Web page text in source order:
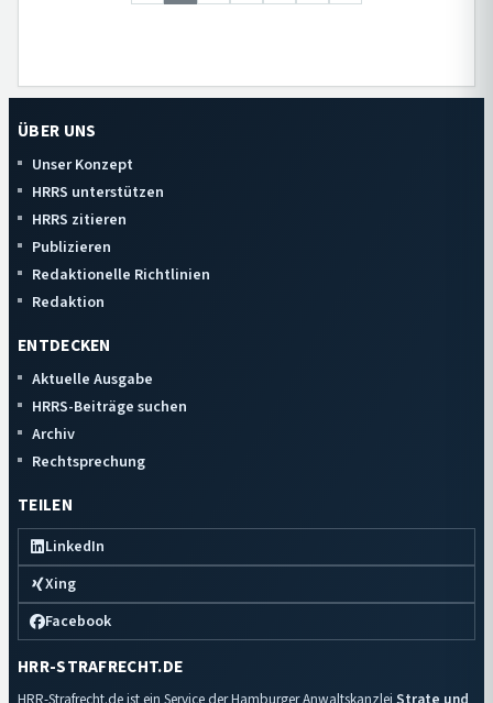
ÜBER UNS
Unser Konzept
HRRS unterstützen
HRRS zitieren
Publizieren
Redaktionelle Richtlinien
Redaktion
ENTDECKEN
Aktuelle Ausgabe
HRRS-Beiträge suchen
Archiv
Rechtsprechung
TEILEN
LinkedIn
Xing
Facebook
HRR-STRAFRECHT.DE
HRR-Strafrecht.de ist ein Service der Hamburger Anwaltskanzlei Strate und